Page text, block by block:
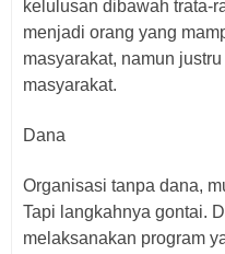
kelulusan dibawah trata-
menjadi orang yang
masyarakat, namun
masyarakat.
Dana
Organisasi tanpa dana,
Tapi langkahnya gontai.
melaksanakan program